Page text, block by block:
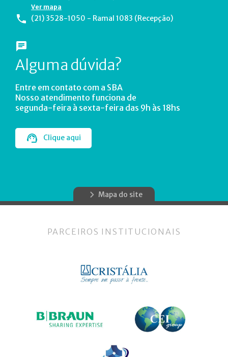
Ver mapa
(21) 3528-1050 - Ramal 1083 (Recepção)
Alguma dúvida?
Entre em contato com a SBA
Nosso atendimento funciona de
segunda-feira à sexta-feira das 9h às 18hs
Clique aqui
Mapa do site
PARCEIROS INSTITUCIONAIS